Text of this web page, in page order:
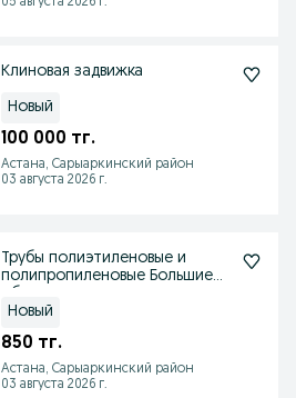
Клиновая задвижка
Новый
100 000 тг.
Астана, Сарыаркинский район
03 августа 2026 г.
Трубы полиэтиленовые и
полипропиленовые Большие
Новый
850 тг.
Астана, Сарыаркинский район
03 августа 2026 г.